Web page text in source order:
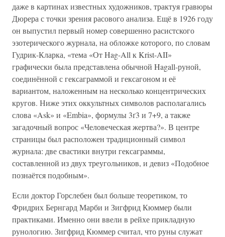
даже в картинах известных художников, трактуя гравюры
Дюрера с точки зрения расового анализа. Ещё в 1926 году
он выпустил первый номер совершенно расистского
эзотерического журнала, на обложке которого, по словам
Гудрик-Кларка, «тема «От Hag-All к Krist-AII»
графически была представлена обычной Hagall-руной,
соединённой с гексаграммой и гексагоном и её
вариантом, наложенным на несколько концентрических
кругов. Ниже этих оккультных символов располагались
слова «Ask» и «Embia», формулы 3ґ3 и 7+9, а также
загадочный вопрос «Человеческая жертва?». В центре
страницы был расположен традиционный символ
журнала: две свастики внутри гексаграммы,
составленной из двух треугольников, и девиз «Подобное
познаётся подобным».
Если доктор Горслебен был больше теоретиком, то
Фридрих Бернгард Марби и Зигфрид Кюммер были
практиками. Именно они ввели в рейхе прикладную
рунологию. Зигфрид Кюммер считал, что руны служат